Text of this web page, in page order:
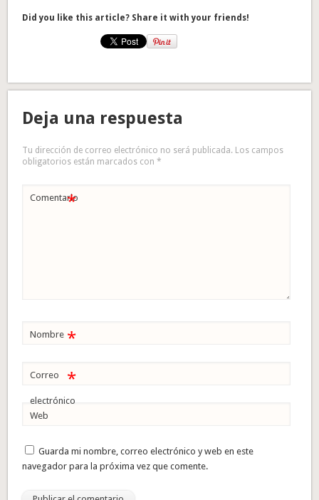
Did you like this article? Share it with your friends!
Deja una respuesta
Tu dirección de correo electrónico no será publicada. Los campos
obligatorios están marcados con*
Comentario
*
Nombre *
Correo
electrónico
*
Web
Guarda mi nombre, correo electrónico y web en este
navegador para la próxima vez que comente.